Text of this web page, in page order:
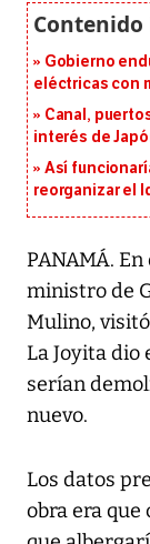
Gobierno
eléctricas con
Canal,
interés de
Así
reorganizar el
PANAMÁ.
ministro de
Mulino,
La Joyita dio
serían
nuevo.
Los datos
obra era